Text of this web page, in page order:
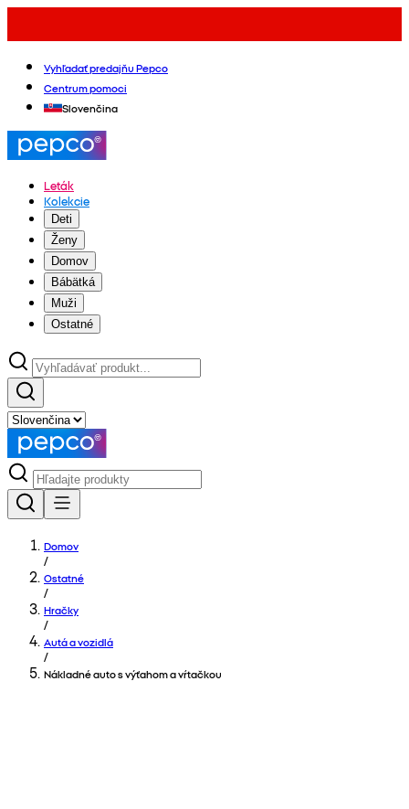
Vyhľadať predajňu Pepco
Centrum pomoci
Slovenčina
Leták
Kolekcie
Deti
Ženy
Domov
Bábätká
Muži
Ostatné
Domov
/
Ostatné
/
Hračky
/
Autá a vozidlá
/
Nákladné auto s výťahom a vŕtačkou